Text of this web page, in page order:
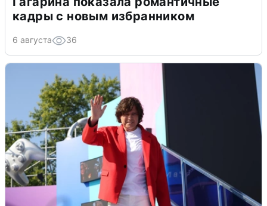
кадры с новым избранником
6 августа 36